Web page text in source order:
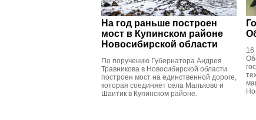
На год раньше построен
мост в Купинском районе
Новосибирской области
По поручению Губернатора Андрея
Травникова в Новосибирской области
построен мост на единственной дороге,
которая соединяет села Мальково и
Шаитик в Купинском районе.
16